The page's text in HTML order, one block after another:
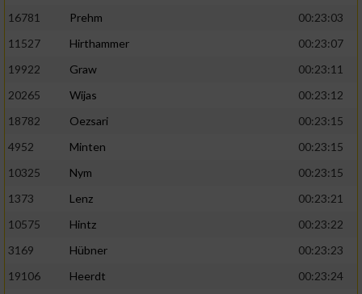
16781
Prehm
00:23:03
11527
Hirthammer
00:23:07
19922
Graw
00:23:11
20265
Wijas
00:23:12
18782
Oezsari
00:23:15
4952
Minten
00:23:15
10325
Nym
00:23:15
1373
Lenz
00:23:21
10575
Hintz
00:23:22
3169
Hübner
00:23:23
19106
Heerdt
00:23:24